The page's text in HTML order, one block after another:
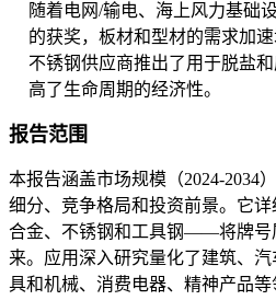
随着电网/输电、海上风力基础
的获奖，板材和型材的需求加速
不锈钢供应商推出了用于脱盐
高了生命周期的经济性。
报告范围
本报告涵盖市场规模（2024-2034
细分、竞争格局和投资前景。它
合金、不锈钢和工具钢——将牌号
来。应用深入研究量化了建筑、
具和机械、消费电器、精神产品